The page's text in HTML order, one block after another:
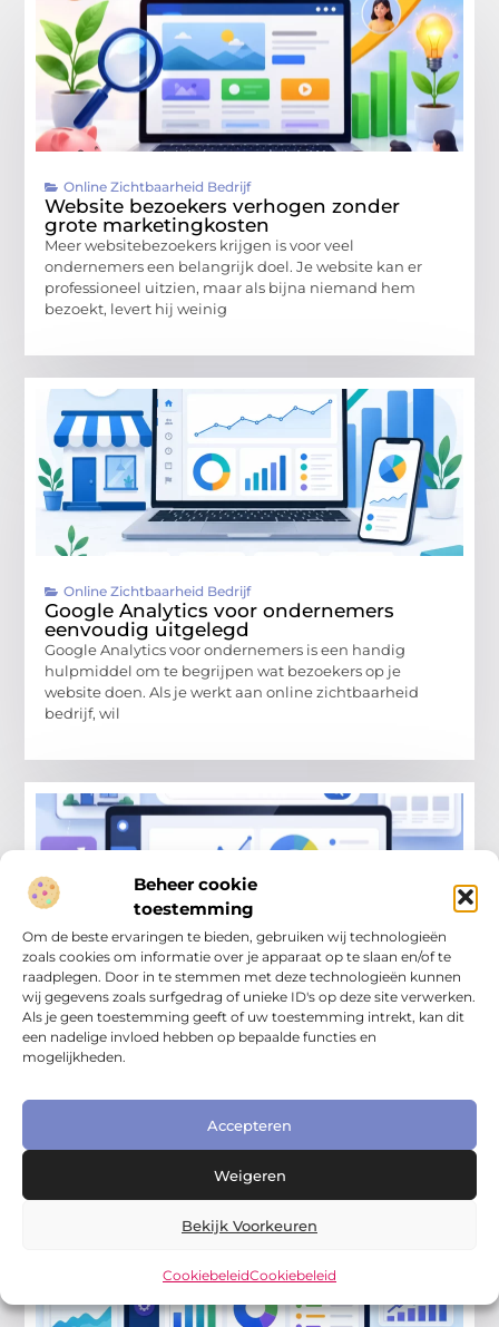
Beheer cookie
toestemming
Om de beste ervaringen te bieden, gebruiken wij technologieën
zoals cookies om informatie over je apparaat op te slaan en/of te
raadplegen. Door in te stemmen met deze technologieën kunnen
wij gegevens zoals surfgedrag of unieke ID's op deze site verwerken.
Als je geen toestemming geeft of uw toestemming intrekt, kan dit
een nadelige invloed hebben op bepaalde functies en
mogelijkheden.
Accepteren
Weigeren
Bekijk Voorkeuren
CookiebeleidCookiebeleid
Online Zichtbaarheid Bedrijf
Website bezoekers verhogen zonder
grote marketingkosten
Meer websitebezoekers krijgen is voor veel
ondernemers een belangrijk doel. Je website kan er
professioneel uitzien, maar als bijna niemand hem
bezoekt, levert hij weinig
Online Zichtbaarheid Bedrijf
Google Analytics voor ondernemers
eenvoudig uitgelegd
Google Analytics voor ondernemers is een handig
hulpmiddel om te begrijpen wat bezoekers op je
website doen. Als je werkt aan online zichtbaarheid
bedrijf, wil
Online Zichtbaarheid Bedrijf
Google Search Console gebruiken voor je
bedrijfswebsite
Google Search Console gebruiken is een slimme stap
ondernemers die werken aan online zichtbaarheid